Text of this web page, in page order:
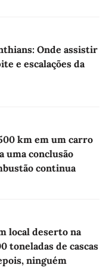
Onde assistir
e escalações da
km em um carro
uma conclusão
continua
local deserto na
toneladas de cascas
ninguém